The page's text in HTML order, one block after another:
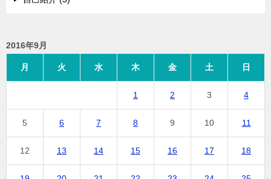
2016年9月
月 火 水 木 金 土 日
1 2 3 4
5 6 7 8 9 10 11
12 13 14 15 16 17 18